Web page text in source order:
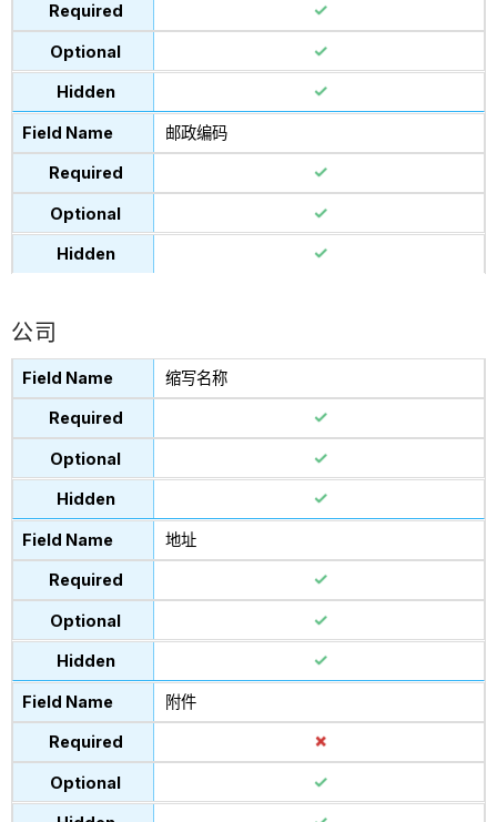
邮政编码
公司
缩写名称
地址
附件